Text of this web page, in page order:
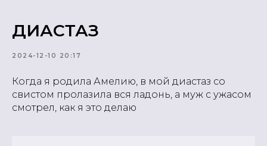
ДИАСТАЗ
2024-12-10 20:17
Когда я родила Амелию, в мой диастаз со
свистом пролазила вся ладонь, а муж с ужасом
смотрел, как я это делаю